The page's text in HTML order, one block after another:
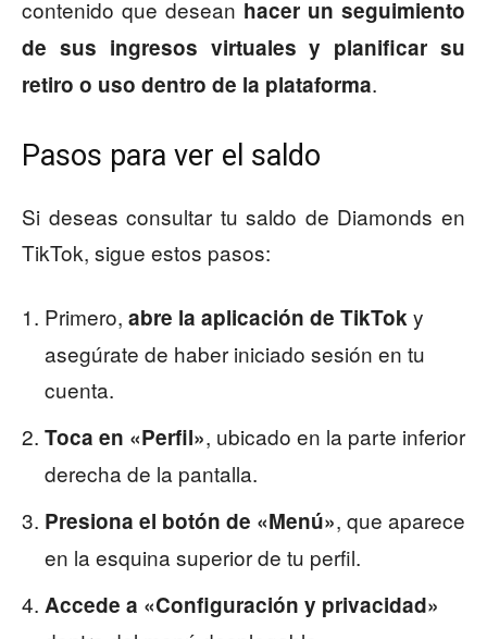
contenido que desean hacer un seguimiento
de sus ingresos virtuales y planificar su
retiro o uso dentro de la plataforma.
Pasos para ver el saldo
Si deseas consultar tu saldo de Diamonds en
TikTok, sigue estos pasos:
Primero, abre la aplicación de TikToky
asegúrate de haber iniciado sesión en tu
cuenta.
Toca en «Perfil», ubicado en la parte inferior
derecha de la pantalla.
Presiona el botón de «Menú», que aparece
en la esquina superior de tu perfil.
Accede a «Configuración y privacidad»